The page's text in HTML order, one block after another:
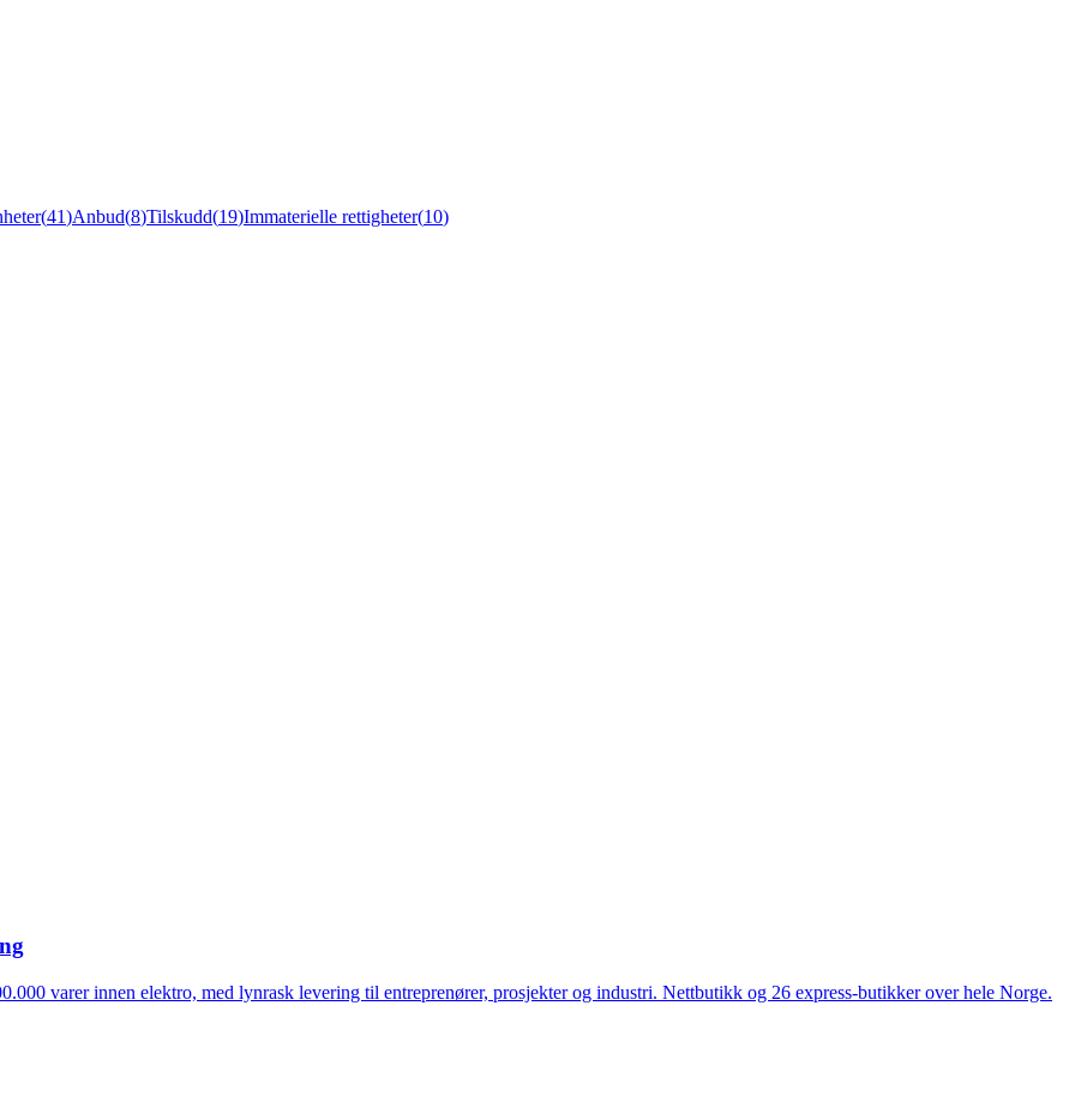
(41)Anbud(8)Tilskudd(19)Immaterielle rettigheter(10)
varer innen elektro, med lynrask levering til entreprenører, prosjekter og industri. Nettbutikk og 26 express-butikker over hele Norge.